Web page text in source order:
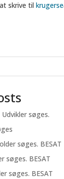
skrive til
søges.
søges. BESAT
søges. BESAT
søges. BESAT